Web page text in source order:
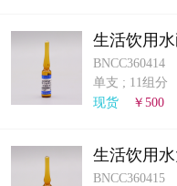
生活饮用
样品（多管
BNCC360414
单支 ; 11组分
现货
￥500
生活饮用
样品（多管
BNCC360415
知识交流
公司主页
购物车